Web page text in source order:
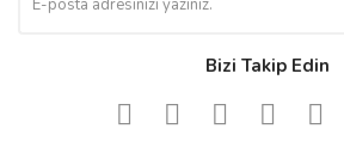
Bizi Takip Edin